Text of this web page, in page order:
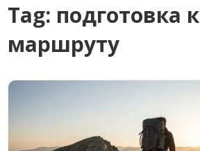
Tag: подготовка к
маршруту